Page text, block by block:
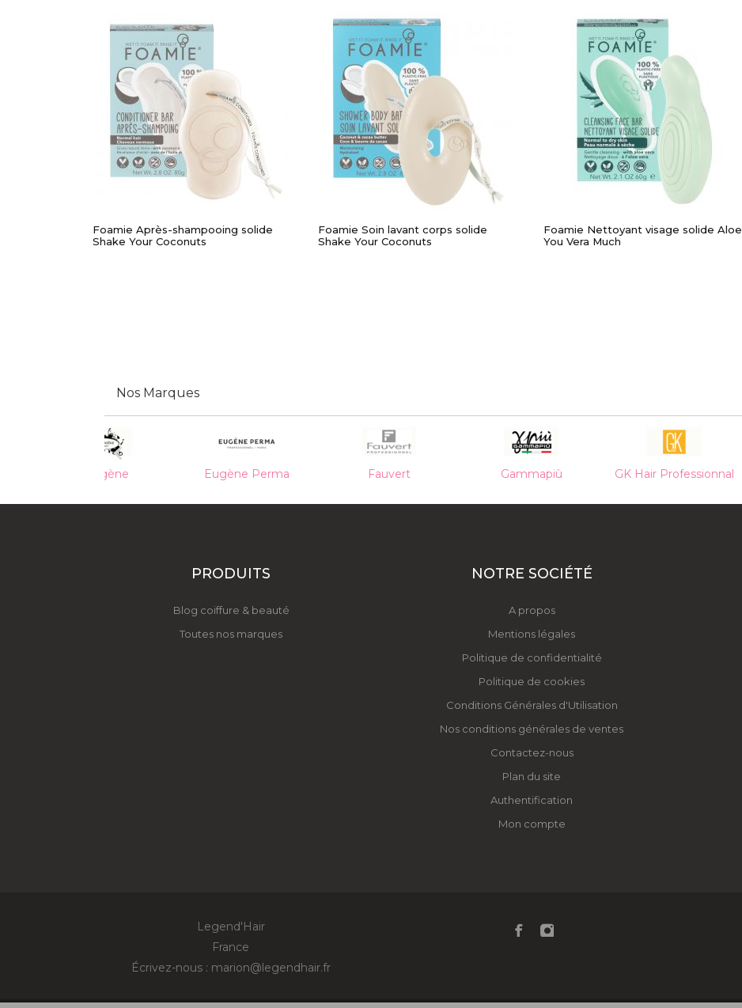
Foamie Après-shampooing solide
Shake Your Coconuts
Foamie Soin lavant corps solide
Shake Your Coconuts
Foamie Nettoyant visage solide Aloe
You Vera Much
Nos Marques

Eugène Perma Fauvert Gammapiù GK Hair Professionnal Hairgum
PRODUITS
Blog coiffure & beauté
Toutes nos marques
NOTRE SOCIÉTÉ
A propos
Mentions légales
Politique de confidentialité
Politique de cookies
Conditions Générales d'Utilisation
Nos conditions générales de ventes
Contactez-nous
Plan du site
Authentification
Mon compte
Legend'Hair
France
Écrivez-nous : marion@legendhair.fr